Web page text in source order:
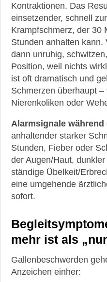
Kontraktionen. Das
einsetzender, schnell
Krampfschmerz, der 30
Stunden anhalten kann.
dann unruhig,
Position, weil nichts
ist oft dramatisch und
Schmerzen überhaupt
Nierenkoliken oder
Alarmsignale
anhaltender starker
Stunden, Fieber oder
der Augen/Haut,
ständige Übelkeit/
eine umgehende
sofort.
mehr ist als
Gallenbeschwerden
Anzeichen einher: